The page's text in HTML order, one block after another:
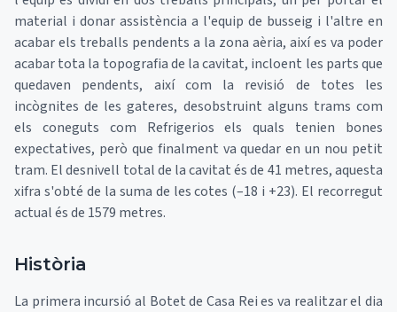
material i donar assistència a l'equip de busseig i l'altre en
acabar els treballs pendents a la zona aèria, així es va poder
acabar tota la topografia de la cavitat, incloent les parts que
quedaven pendents, així com la revisió de totes les
incògnites de les gateres, desobstruint alguns trams com
els coneguts com Refrigerios els quals tenien bones
expectatives, però que finalment va quedar en un nou petit
tram. El desnivell total de la cavitat és de 41 metres, aquesta
xifra s'obté de la suma de les cotes (–18 i +23). El recorregut
actual és de 1579 metres.
Història
La primera incursió al Botet de Casa Rei es va realitzar el dia